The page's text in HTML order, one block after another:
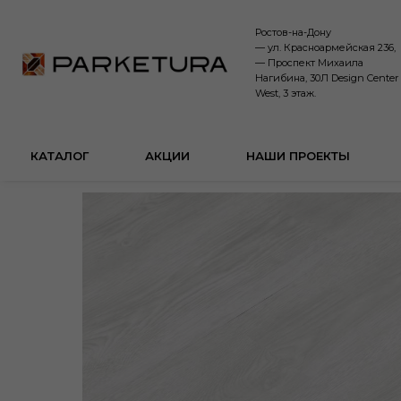
Ростов-на-Дону
— ул. Красноармейская 236,
— Проспект Михаила
Нагибина, 30Л Design Center
West, 3 этаж.
АКЦИИ НАШИ ПРОЕКТЫ
КАТАЛОГ